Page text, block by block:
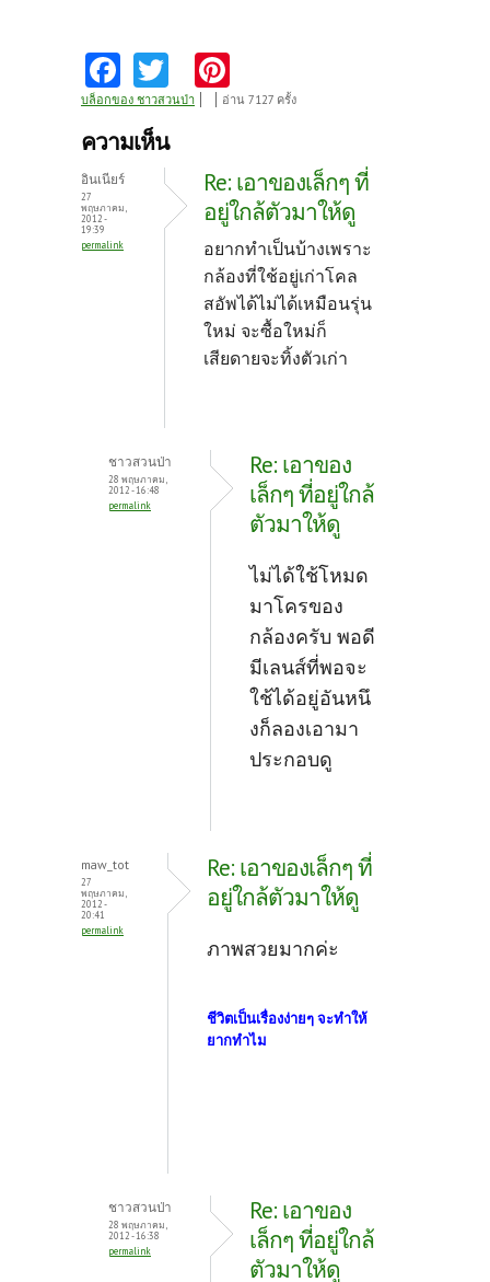
Fa
ce
b
o
o
k
w
itt
nt
es
t
บล็อกของ ชาวสวนป่า อ่าน 7127 ครั้ง
ความเห็น
อินเนียร์
27
พฤษภาคม,
2012 -
19:39
permalink
Re: เอาของเล็กๆ ที่
อยู่ใกล้ตัวมาให้ดู
อยากทำเป็นบ้างเพราะ
กล้องที่ใช้อยู่เก่าโคล
สอัพได้ไม่ได้เหมือนรุ่น
ใหม่ จะซื้อใหม่ก็
เสียดายจะทิ้งตัวเก่า
ชาวสวนป่า
28 พฤษภาคม,
2012 - 16:48
permalink
Re: เอาของ
เล็กๆ ที่อยู่ใกล้
ตัวมาให้ดู
ไม่ได้ใช้โหมด
มาโครของ
กล้องครับ พอดี
มีเลนส์ที่พอจะ
ใช้ได้อยู่อันหนึ
งก็ลองเอามา
ประกอบดู
maw_tot
27
พฤษภาคม,
2012 -
20:41
permalink
Re: เอาของเล็กๆ ที่
อยู่ใกล้ตัวมาให้ดู
ภาพสวยมากค่ะ
ชีวิตเป็นเรื่องง่ายๆ จะทำให้
ยากทำไม
ชาวสวนป่า
28 พฤษภาคม,
2012 - 16:38
permalink
Re: เอาของ
เล็กๆ ที่อยู่ใกล้
ตัวมาให้ดู